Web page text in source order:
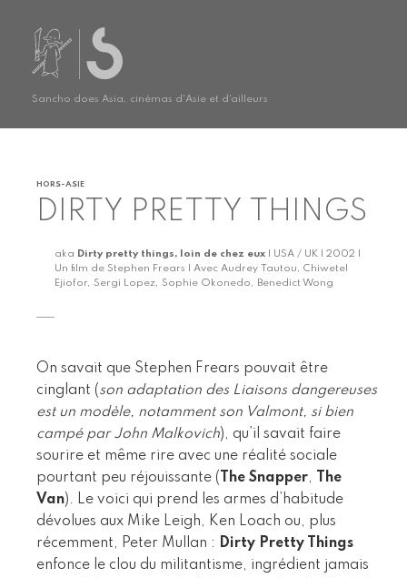
Sancho does Asia, cinémas d'Asie et d'ailleurs
HORS-ASIE
DIRTY PRETTY THINGS
aka Dirty pretty things, loin de chez eux | USA / UK | 2002 |
Un film de Stephen Frears | Avec Audrey Tautou, Chiwetel
Ejiofor, Sergi Lopez, Sophie Okonedo, Benedict Wong
On savait que Stephen Frears pouvait être
cinglant (son adaptation des Liaisons dangereuses
est un modèle, notamment son Valmont, si bien
campé par John Malkovich), qu’il savait faire
sourire et même rire avec une réalité sociale
pourtant peu réjouissante (
The Snapper,
The
Van). Le voici qui prend les armes d’habitude
dévolues aux Mike Leigh, Ken Loach ou, plus
récemment, Peter Mullan : Dirty Pretty Things
enfonce le clou du militantisme, ingrédient jamais